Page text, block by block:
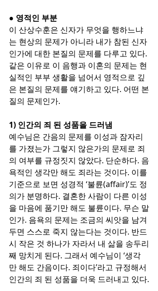
● 영적인 부분
이 산상수훈은 신자가 무엇을 행하느냐
는 현상의 문제가 아니라 내가 참된 신자
인가에 대한 본질의 문제를 다루고 있다.
같은 이유로 이 음행과 이혼의 문제는 현
실적인 부부 생활을 넘어서 영적으로 깊
은 본질의 문제를 얘기하고 있다. 어떤 본
질의 문제인가.
1) 인간의 죄 된 성품을 드러냄
예수님은 간음의 문제를 이성과 잠자리
를 가졌는가 그렇지 않은가의 문제로 죄
의 여부를 규정짓지 않았다. 단순하다. 음
욕적인 생각만 해도 죄라는 것이다. 이를
기준으로 보면 성경적 ‘불륜(affair)’도 정
의가 분명하다. 결혼한 사람이 다른 이성
을 마음에 품기만 해도 불륜이다. 무슨 말
인가. 음욕의 문제는 조금의 씨앗을 남겨
두면 스스로 죽지 않는다는 것이다. 반드
시 작은 것 하나가 자라서 내 삶을 송두리
째 망치게 된다. 그래서 예수님이 ‘생각
만 해도 간음이다. 죄이다’라고 규정해서
인간의 죄 된 성품을 더욱 드러내고 있다.